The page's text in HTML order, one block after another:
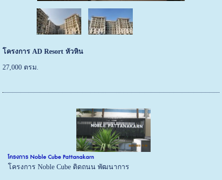
โครงการ AD Resort หัวหิน
27,000 ตรม.
โครงการ Noble Cube Pattanakarn
โครงการ Noble Cube ติดถนน พัฒนาการ